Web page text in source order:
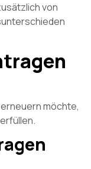
von
möchte,